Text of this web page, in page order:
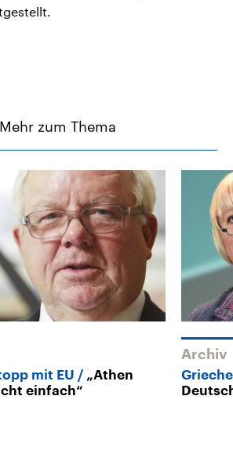
Mehr zum Thema
mit EU
„Athen
einfach“
Archiv